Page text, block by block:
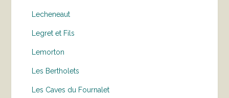
Lecheneaut
Legret et Fils
Lemorton
Les Bertholets
Les Caves du Fournalet